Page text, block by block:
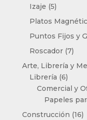
Izaje 55
productos
Platos
Puntos Fijos y
Roscador 77
Arte, Librería y
Librería 66
Comercial y
Papeles
Construcción 1616